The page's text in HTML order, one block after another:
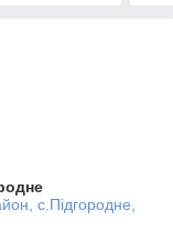
с.Підгородне,